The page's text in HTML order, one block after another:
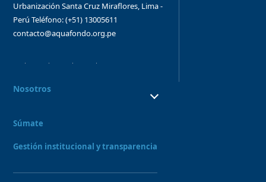
Urbanización Santa Cruz Miraflores, Lima -
Perú Teléfono: (+51) 13005611
contacto@aquafondo.org.pe
Nosotros
¿Qué hacemos?
Consejo directivo y órganos asesores
Súmate
Gestión institucional y transparencia